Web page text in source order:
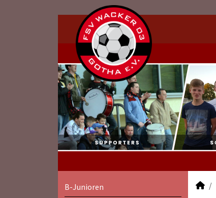
B-Junioren